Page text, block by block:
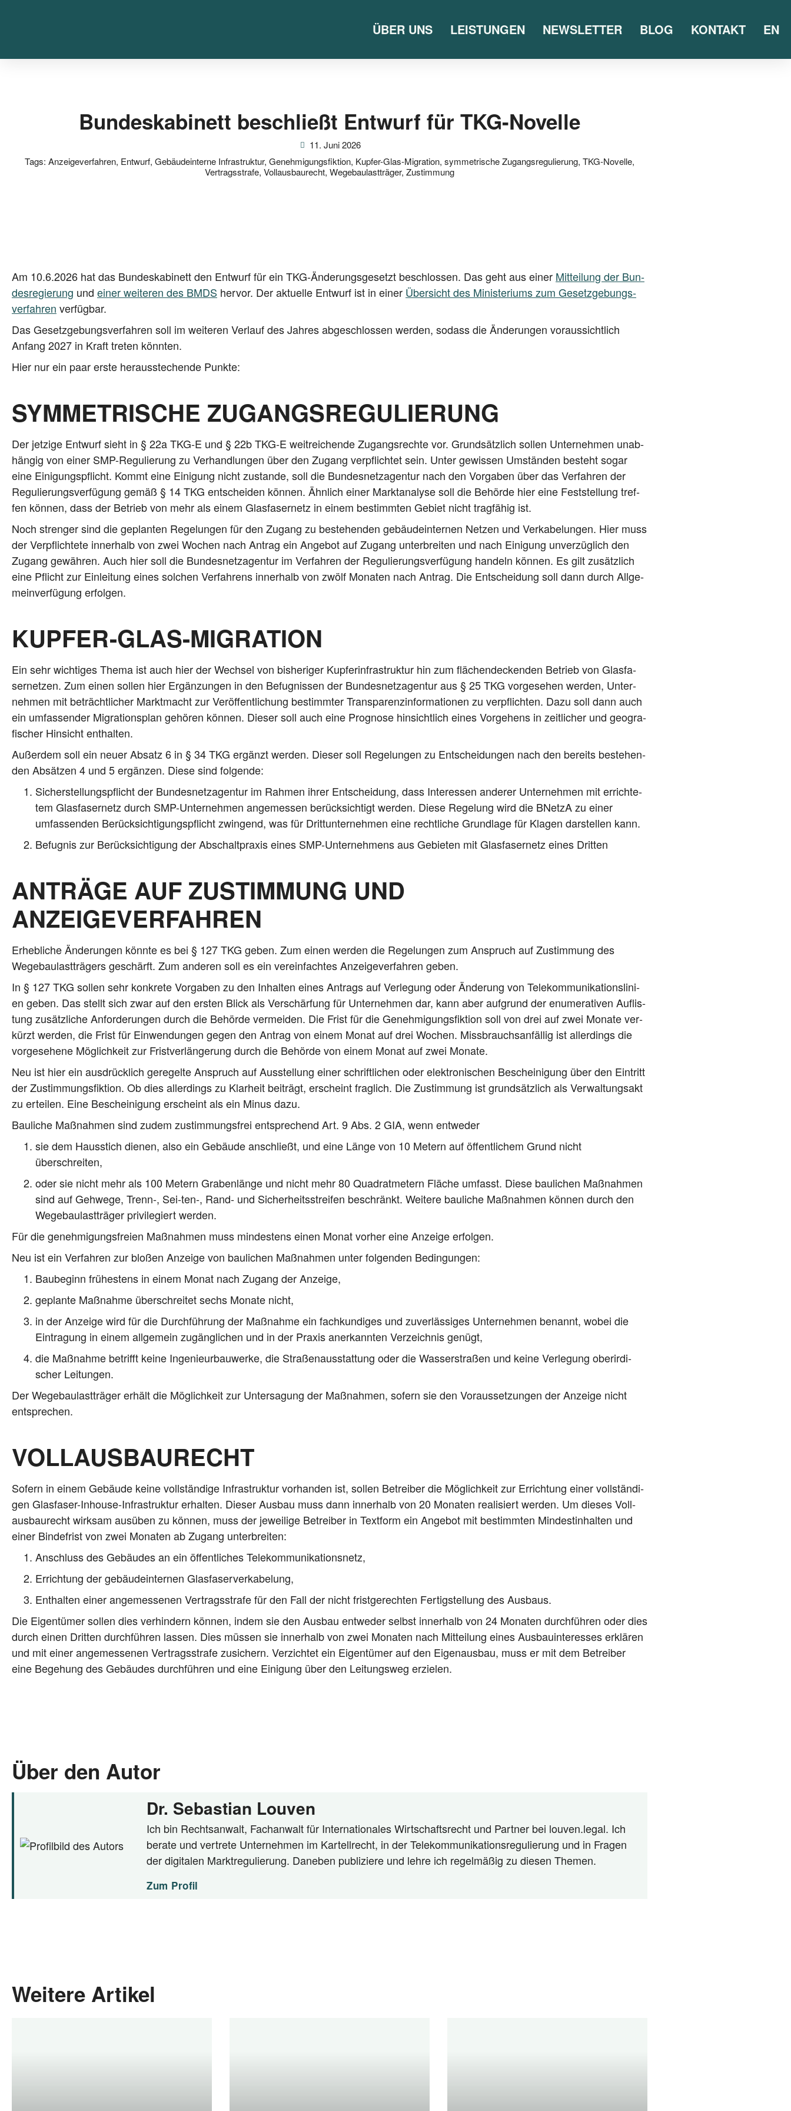
ÜBER UNS LEISTUNGEN NEWSLETTER BLOG KONTAKT EN
Bundeskabinett beschließt Entwurf für TKG-Novelle
11. Juni 2026
Tags: Anzeigeverfahren, Entwurf, Gebäudeinterne Infrastruktur, Genehmigungsfiktion, Kupfer-Glas-Migration, symmetrische Zugangsregulierung, TKG-Novelle,
Vertragsstrafe, Vollausbaurecht, Wegebaulastträger, Zustimmung
Am 10.6.2026 hat das Bun­des­ka­bi­nett den Ent­wurf für ein TKG-Ände­rungs­ge­setzt beschlos­sen. Das geht aus einer Mit­tei­lung der Bun­
des­re­gie­rung und einer wei­te­ren des BMDS her­vor. Der aktu­el­le Ent­wurf ist in einer Über­sicht des Minis­te­ri­ums zum Gesetz­ge­bungs­
ver­fah­ren verfügbar.
Das Gesetz­ge­bungs­ver­fah­ren soll im wei­te­ren Ver­lauf des Jah­res abge­schlos­sen wer­den, sodass die Ände­run­gen vor­aus­sicht­lich
Anfang 2027 in Kraft tre­ten könnten.
Hier nur ein paar ers­te her­aus­ste­chen­de Punkte:
SYMMETRISCHE ZUGANGSREGULIERUNG
Der jet­zi­ge Ent­wurf sieht in § 22a TKG‑E und § 22b TKG‑E weit­rei­chen­de Zugangs­rech­te vor. Grund­sätz­lich sol­len Unter­neh­men unab­
hän­gig von einer SMP-Regu­lie­rung zu Ver­hand­lun­gen über den Zugang ver­pflich­tet sein. Unter gewis­sen Umstän­den besteht sogar
eine Eini­gungs­pflicht. Kommt eine Eini­gung nicht zustan­de, soll die Bun­des­netz­agen­tur nach den Vor­ga­ben über das Ver­fah­ren der
Regu­lie­rungs­ver­fü­gung gemäß § 14 TKG ent­schei­den kön­nen. Ähn­lich einer Markt­ana­ly­se soll die Behör­de hier eine Fest­stel­lung tref­
fen kön­nen, dass der Betrieb von mehr als einem Glas­fa­ser­netz in einem bestimm­ten Gebiet nicht trag­fä­hig ist.
Noch stren­ger sind die geplan­ten Rege­lun­gen für den Zugang zu bestehen­den gebäu­de­inter­nen Net­zen und Ver­ka­be­lun­gen. Hier muss
der Ver­pflich­te­te inner­halb von zwei Wochen nach Antrag ein Ange­bot auf Zugang unter­brei­ten und nach Eini­gung unver­züg­lich den
Zugang gewäh­ren. Auch hier soll die Bun­des­netz­agen­tur im Ver­fah­ren der Regu­lie­rungs­ver­fü­gung han­deln kön­nen. Es gilt zusätz­lich
eine Pflicht zur Ein­lei­tung eines sol­chen Ver­fah­rens inner­halb von zwölf Mona­ten nach Antrag. Die Ent­schei­dung soll dann durch All­ge­
mein­ver­fü­gung erfolgen.
KUPFER-GLAS-MIGRATION
Ein sehr wich­ti­ges The­ma ist auch hier der Wech­sel von bis­he­ri­ger Kup­fer­in­fra­struk­tur hin zum flä­chen­de­cken­den Betrieb von Glas­fa­
ser­net­zen. Zum einen sol­len hier Ergän­zun­gen in den Befug­nis­sen der Bun­des­netz­agen­tur aus § 25 TKG vor­ge­se­hen wer­den, Unter­
neh­men mit beträcht­li­cher Markt­macht zur Ver­öf­fent­li­chung bestimm­ter Trans­pa­renz­in­for­ma­tio­nen zu ver­pflich­ten. Dazu soll dann auch
ein umfas­sen­der Migra­ti­ons­plan gehö­ren kön­nen. Die­ser soll auch eine Pro­gno­se hin­sicht­lich eines Vor­ge­hens in zeit­li­cher und geo­gra­
fi­scher Hin­sicht enthalten.
Außer­dem soll ein neu­er Absatz 6 in § 34 TKG ergänzt wer­den. Die­ser soll Rege­lun­gen zu Ent­schei­dun­gen nach den bereits bestehen­
den Absät­zen 4 und 5 ergän­zen. Die­se sind folgende:
Sicher­stel­lungs­pflicht der Bun­des­netz­agen­tur im Rah­men ihrer Ent­schei­dung, dass Inter­es­sen ande­rer Unter­neh­men mit errich­te­
tem Glas­fa­ser­netz durch SMP-Unter­neh­men ange­mes­sen berück­sich­tigt wer­den. Die­se Rege­lung wird die BNetzA zu einer
umfas­sen­den Berück­sich­ti­gungs­pflicht zwin­gend, was für Dritt­un­ter­neh­men eine recht­li­che Grund­la­ge für Kla­gen dar­stel­len kann.
Befug­nis zur Berück­sich­ti­gung der Abschalt­pra­xis eines SMP-Unter­neh­mens aus Gebie­ten mit Glas­fa­ser­netz eines Dritten
ANTRÄGE AUF ZUSTIMMUNG UND
ANZEIGEVERFAHREN
Erheb­li­che Ände­run­gen könn­te es bei § 127 TKG geben. Zum einen wer­den die Rege­lun­gen zum Anspruch auf Zustim­mung des
Wege­bau­last­trä­gers geschärft. Zum ande­ren soll es ein ver­ein­fach­tes Anzei­ge­ver­fah­ren geben.
In § 127 TKG sol­len sehr kon­kre­te Vor­ga­ben zu den Inhal­ten eines Antrags auf Ver­le­gung oder Ände­rung von Tele­kom­mu­ni­ka­ti­ons­li­ni­
en geben. Das stellt sich zwar auf den ers­ten Blick als Ver­schär­fung für Unter­neh­men dar, kann aber auf­grund der enu­me­ra­ti­ven Auf­lis­
tung zusätz­li­che Anfor­de­run­gen durch die Behör­de ver­mei­den. Die Frist für die Geneh­mi­gungs­fik­ti­on soll von drei auf zwei Mona­te ver­
kürzt wer­den, die Frist für Ein­wen­dun­gen gegen den Antrag von einem Monat auf drei Wochen. Miss­brauchs­an­fäl­lig ist aller­dings die
vor­ge­se­he­ne Mög­lich­keit zur Frist­ver­län­ge­rung durch die Behör­de von einem Monat auf zwei Monate.
Neu ist hier ein aus­drück­lich gere­gel­te Anspruch auf Aus­stel­lung einer schrift­li­chen oder elek­tro­ni­schen Beschei­ni­gung über den Ein­tritt
der Zustim­mungs­fik­ti­on. Ob dies aller­dings zu Klar­heit bei­trägt, erscheint frag­lich. Die Zustim­mung ist grund­sätz­lich als Ver­wal­tungs­akt
zu ertei­len. Eine Beschei­ni­gung erscheint als ein Minus dazu.
Bau­li­che Maß­nah­men sind zudem zustim­mungs­frei ent­spre­chend Art. 9 Abs. 2 GIA, wenn entweder
sie dem Haus­stich die­nen, also ein Gebäu­de anschließt, und eine Län­ge von 10 Metern auf öffent­li­chem Grund nicht
überschreiten,
oder sie nicht mehr als 100 Metern Gra­ben­län­ge und nicht mehr 80 Qua­drat­me­tern Flä­che umfasst. Die­se bau­li­chen Maß­nah­men
sind auf Geh­we­ge, Trenn‑, Sei-ten‑, Rand- und Sicher­heits­strei­fen beschränkt. Wei­te­re bau­li­che Maß­nah­men kön­nen durch den
Wege­bau­last­trä­ger pri­vi­le­giert werden.
Für die geneh­mi­gungs­frei­en Maß­nah­men muss min­des­tens einen Monat vor­her eine Anzei­ge erfolgen.
Neu ist ein Ver­fah­ren zur blo­ßen Anzei­ge von bau­li­chen Maß­nah­men unter fol­gen­den Bedingungen:
Bau­be­ginn frü­hes­tens in einem Monat nach Zugang der Anzeige,
geplan­te Maß­nah­me über­schrei­tet sechs Mona­te nicht,
in der Anzei­ge wird für die Durch­füh­rung der Maß­nah­me ein fach­kun­di­ges und zuver­läs­si­ges Unter­neh­men benannt, wobei die
Ein­tra­gung in einem all­ge­mein zugäng­li­chen und in der Pra­xis aner­kann­ten Ver­zeich­nis genügt,
die Maß­nah­me betrifft kei­ne Inge­nieur­bau­wer­ke, die Stra­ßen­aus­stat­tung oder die Was­ser­stra­ßen und kei­ne Ver­le­gung ober­ir­di­
scher Leitungen.
Der Wege­bau­last­trä­ger erhält die Mög­lich­keit zur Unter­sa­gung der Maß­nah­men, sofern sie den Vor­aus­set­zun­gen der Anzei­ge nicht
entsprechen.
VOLLAUSBAURECHT
Sofern in einem Gebäu­de kei­ne voll­stän­di­ge Infra­struk­tur vor­han­den ist, sol­len Betrei­ber die Mög­lich­keit zur Errich­tung einer voll­stän­di­
gen Glas­fa­ser-Inhouse-Infra­struk­tur erhal­ten. Die­ser Aus­bau muss dann inner­halb von 20 Mona­ten rea­li­siert wer­den. Um die­ses Voll­
aus­bau­recht wirk­sam aus­üben zu kön­nen, muss der jewei­li­ge Betrei­ber in Text­form ein Ange­bot mit bestimm­ten Min­dest­in­hal­ten und
einer Bin­de­frist von zwei Mona­ten ab Zugang unterbreiten:
Anschluss des Gebäu­des an ein öffent­li­ches Telekommunikationsnetz,
Errich­tung der gebäu­de­inter­nen Glasfaserverkabelung,
Ent­hal­ten einer ange­mes­se­nen Ver­trags­stra­fe für den Fall der nicht frist­ge­rech­ten Fer­tig­stel­lung des Ausbaus.
Die Eigen­tü­mer sol­len dies ver­hin­dern kön­nen, indem sie den Aus­bau ent­we­der selbst inner­halb von 24 Mona­ten durch­füh­ren oder dies
durch einen Drit­ten durch­füh­ren las­sen. Dies müs­sen sie inner­halb von zwei Mona­ten nach Mit­tei­lung eines Aus­bau­in­ter­es­ses erklä­ren
und mit einer ange­mes­se­nen Ver­trags­stra­fe zusi­chern. Ver­zich­tet ein Eigen­tü­mer auf den Eigen­aus­bau, muss er mit dem Betrei­ber
eine Bege­hung des Gebäu­des durch­füh­ren und eine Eini­gung über den Lei­tungs­weg erzielen.
Über den Autor
Dr. Sebastian Louven
Ich bin Rechtsanwalt, Fachanwalt für Internationales Wirtschaftsrecht und Partner bei louven.legal. Ich
berate und vertrete Unternehmen im Kartellrecht, in der Telekommunikationsregulierung und in Fragen
der digitalen Marktregulierung. Daneben publiziere und lehre ich regelmäßig zu diesen Themen.
Zum Profil
Weitere Artikel